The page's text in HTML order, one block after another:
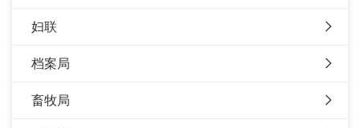
妇联
档案局
畜牧局